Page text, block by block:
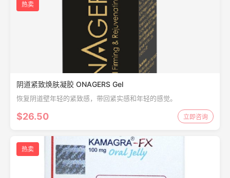
热卖
阴道紧致焕肤凝胶 ONAGERS Gel
恢复阴道壁年轻的紧致感，带回紧实感和年轻的感觉。
$26.50 立即咨询
热卖